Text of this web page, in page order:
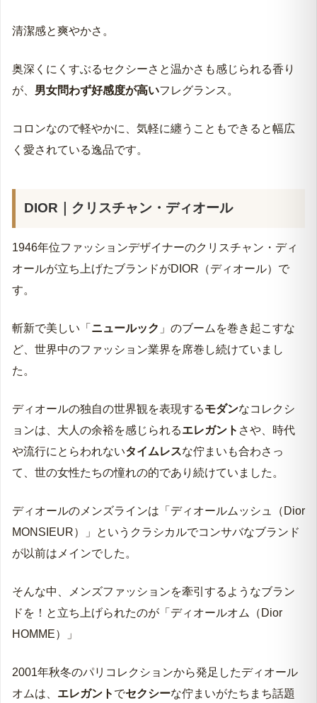
清潔感と爽やかさ。
奥深くにくすぶるセクシーさと温かさも感じられる香り
が、 男女問わず好感度が高いフレグランス。
コロンなので軽やかに、気軽に纏うこともできると幅広
く愛されている逸品です。
DIOR｜クリスチャン・ディオール
1946年位ファッションデザイナーのクリスチャン・ディ
オールが立ち上げたブランドがDIOR（ディオール）で
す。
斬新で美しい「 ニュールック 」のブームを巻き起こすな
ど、世界中のファッション業界を席巻し続けていまし
た。
ディオールの独自の世界観を表現するモダンなコレクシ
ョンは、大人の余裕を感じられるエレガント さや、時代
や流行にとらわれないタイムレスな佇まいも合わさっ
て、世の女性たちの憧れの的であり続けていました。
ディオールのメンズラインは「ディオールムッシュ（Dior
MONSIEUR）」というクラシカルでコンサバなブランド
が以前はメインでした。
そんな中、メンズファッションを牽引するようなブラン
ドを！と立ち上げられたのが「ディオールオム（Dior
HOMME）」
2001年秋冬のパリコレクションから発足したディオール
オムは、 エレガント でセクシーな佇まいがたちまち話題